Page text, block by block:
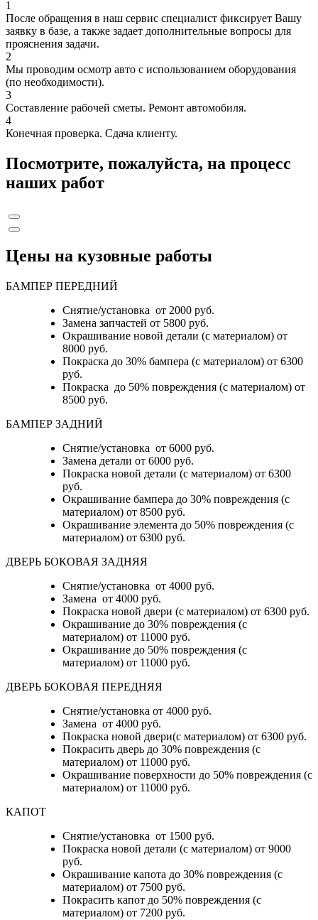
1
После обращения в наш сервис специалист фиксирует Вашу
заявку в базе, а также задает дополнительные вопросы для
прояснения задачи.
2
Мы проводим осмотр авто с использованием оборудования
(по необходимости).
3
Составление рабочей сметы. Ремонт автомобиля.
4
Конечная проверка. Сдача клиенту.
Посмотрите, пожалуйста, на процесс
наших работ
Цены на кузовные работы
БАМПЕР ПЕРЕДНИЙ
Снятие/установка от 2000 руб.
Замена запчастей от 5800 руб.
Окрашивание новой детали (с материалом) от
8000 руб.
Покраска до 30% бампера (с материалом) от 6300
руб.
Покраска до 50% повреждения (с материалом) от
8500 руб.
БАМПЕР ЗАДНИЙ
Снятие/установка от 6000 руб.
Замена детали от 6000 руб.
Покраска новой детали (с материалом) от 6300
руб.
Окрашивание бампера до 30% повреждения (с
материалом) от 8500 руб.
Окрашивание элемента до 50% повреждения (с
материалом) от 6300 руб.
ДВЕРЬ БОКОВАЯ ЗАДНЯЯ
Снятие/установка от 4000 руб.
Замена от 4000 руб.
Покраска новой двери (с материалом) от 6300 руб.
Окрашивание до 30% повреждения (с
материалом) от 11000 руб.
Окрашивание до 50% повреждения (с
материалом) от 11000 руб.
ДВЕРЬ БОКОВАЯ ПЕРЕДНЯЯ
Снятие/установка от 4000 руб.
Замена от 4000 руб.
Покраска новой двери(с материалом) от 6300 руб.
Покрасить дверь до 30% повреждения (с
материалом) от 11000 руб.
Окрашивание поверхности до 50% повреждения (с
материалом) от 11000 руб.
КАПОТ
Снятие/установка от 1500 руб.
Покраска новой детали (с материалом) от 9000
руб.
Окрашивание капота до 30% повреждения (с
материалом) от 7500 руб.
Покрасить капот до 50% повреждения (с
материалом) от 7200 руб.